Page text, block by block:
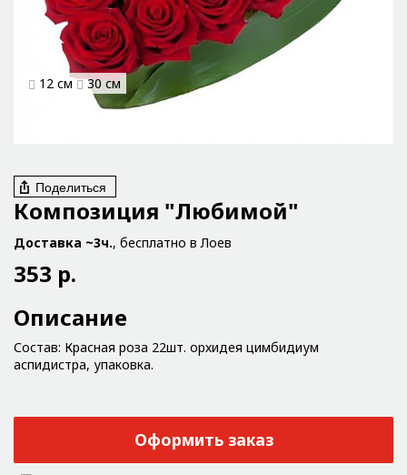
12 см 30 см
Поделиться
Композиция "Любимой"
Доставка ~3ч., бесплатно в Лоев
353 р.
Описание
Состав: Красная роза 22шт. орхидея цимбидиум
аспидистра, упаковка.
Оформить заказ